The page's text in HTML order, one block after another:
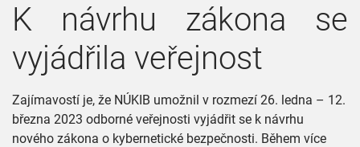
K návrhu zákona se
vyjádřila veřejnost
Zajímavostí je, že NÚKIB umožnil v rozmezí 26. ledna – 12.
března 2023 odborné veřejnosti vyjádřit se k návrhu
nového zákona o kybernetické bezpečnosti. Během více